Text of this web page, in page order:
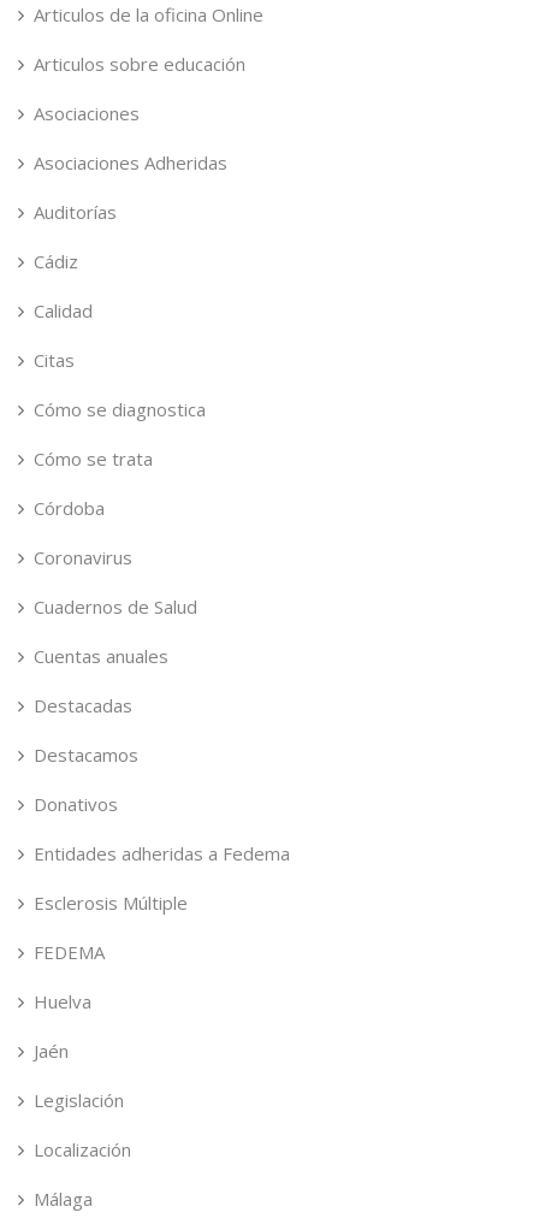
Articulos de la oficina Online
Articulos sobre educación
Asociaciones
Asociaciones Adheridas
Auditorías
Cádiz
Calidad
Citas
Cómo se diagnostica
Cómo se trata
Córdoba
Coronavirus
Cuadernos de Salud
Cuentas anuales
Destacadas
Destacamos
Donativos
Entidades adheridas a Fedema
Esclerosis Múltiple
FEDEMA
Huelva
Jaén
Legislación
Localización
Málaga